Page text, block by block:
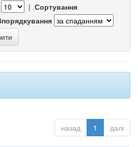
| Сортування
назад 1 далі